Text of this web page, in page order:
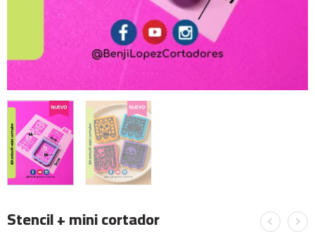
Stencil + mini cortador